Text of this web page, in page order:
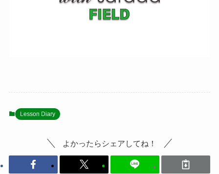
Lesson Diary
よかったらシェアしてね！